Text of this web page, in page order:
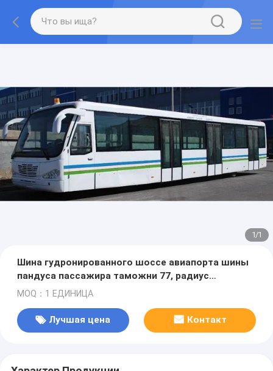
1/1
Шина гудронированного шоссе авиапорта шины
пандуса пассажира таможни 77, радиус
<13500mm поворачивая
MOQ：1 ЕДИНИЦА
Лучшая цена Контакт